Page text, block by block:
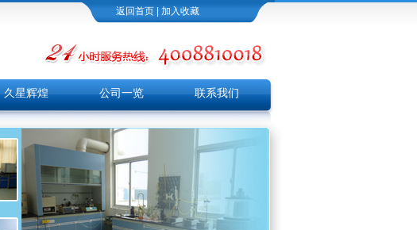
返回首页| 加入收藏
久星辉煌 公司一览 联系我们